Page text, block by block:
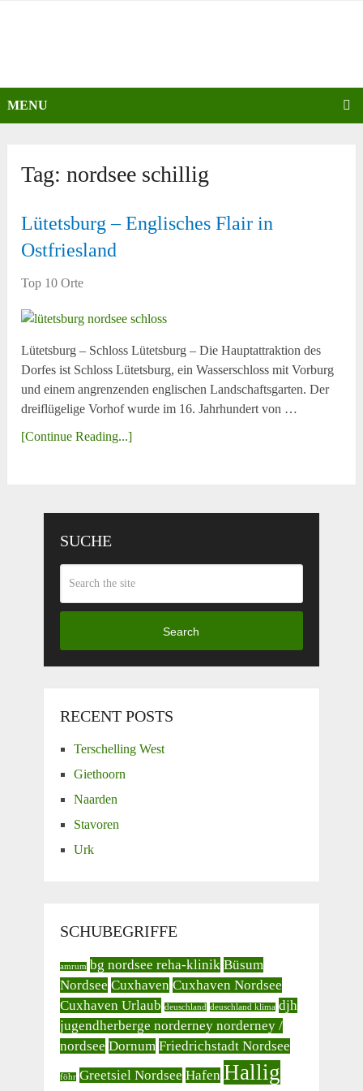
MENU
Tag:nordsee schillig
Lütetsburg – Englisches Flair in
Ostfriesland
Top 10 Orte
Lütetsburg – Schloss Lütetsburg – Die Hauptattraktion des
Dorfes ist Schloss Lütetsburg, ein Wasserschloss mit Vorburg
und einem angrenzenden englischen Landschaftsgarten. Der
dreiflügelige Vorhof wurde im 16. Jahrhundert von …
[Continue Reading...]
SUCHE
Search
RECENT POSTS
Terschelling West
Giethoorn
Naarden
Stavoren
Urk
SCHUBEGRIFFE
amrum bg nordsee reha-klinik Büsum
Nordsee Cuxhaven Cuxhaven Nordsee
Cuxhaven Urlaub deuschland deuschland klima djh
jugendherberge norderney norderney /
nordsee Dornum Friedrichstadt Nordsee
föhr Greetsiel Nordsee Hafen Hallig